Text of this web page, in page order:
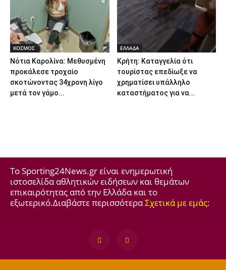
ΚΟΣΜΟΣ
Νότια Καρολίνα: Μεθυσμένη
προκάλεσε τροχαίο
σκοτώνοντας 34χρονη λίγο
μετά τον γάμο...
ΕΛΛΑΔΑ
Κρήτη: Καταγγελία ότι
τουρίστας επεδίωξε να
χρηματίσει υπάλληλο
καταστήματος για να...
Το Sporting24News.gr είναι ενημερωτική
ιστοσελίδα αθλητικών ειδήσεων και θεμάτων
επικαιρότητας από την Ελλάδα και το
εξωτερικό.Διαβάστε περισσότεραΣχετικά με εμάς: